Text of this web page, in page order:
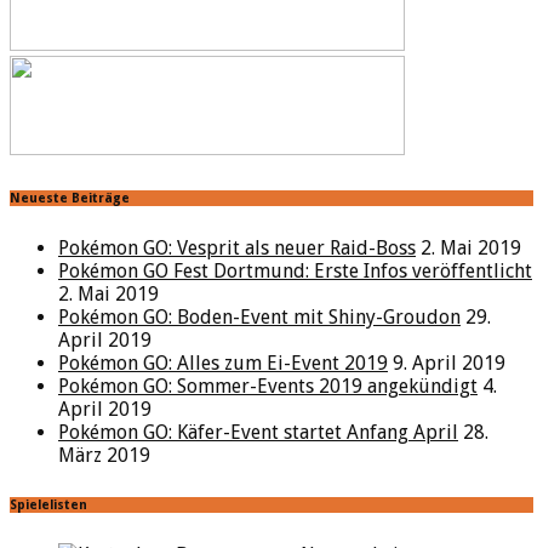
Neueste Beiträge
Pokémon GO: Vesprit als neuer Raid-Boss 2. Mai 2019
Pokémon GO Fest Dortmund: Erste Infos veröffentlicht
2. Mai 2019
Pokémon GO: Boden-Event mit Shiny-Groudon 29.
April 2019
Pokémon GO: Alles zum Ei-Event 2019 9. April 2019
Pokémon GO: Sommer-Events 2019 angekündigt 4.
April 2019
Pokémon GO: Käfer-Event startet Anfang April 28.
März 2019
Spielelisten